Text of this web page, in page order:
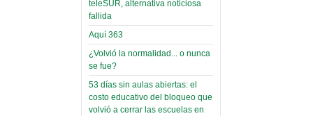
presentarán en la UMSA
Jueves, 14 Septiembre 2023
Leer Más...
Carrera de Geografía realiza
Segundo Congreso Nacional
Viernes, 14 Octubre 2022
Leer Más...
hospitales
prefabricados en
la que no tuvo
participación;
más de 24 horas
después rectifica
parcialmente
teleSUR, alternativa noticiosa
fallida
Aquí 363
¿Volvió la normalidad... o nunca
se fue?
53 días sin aulas abiertas: el
costo educativo del bloqueo que
volvió a cerrar las escuelas en